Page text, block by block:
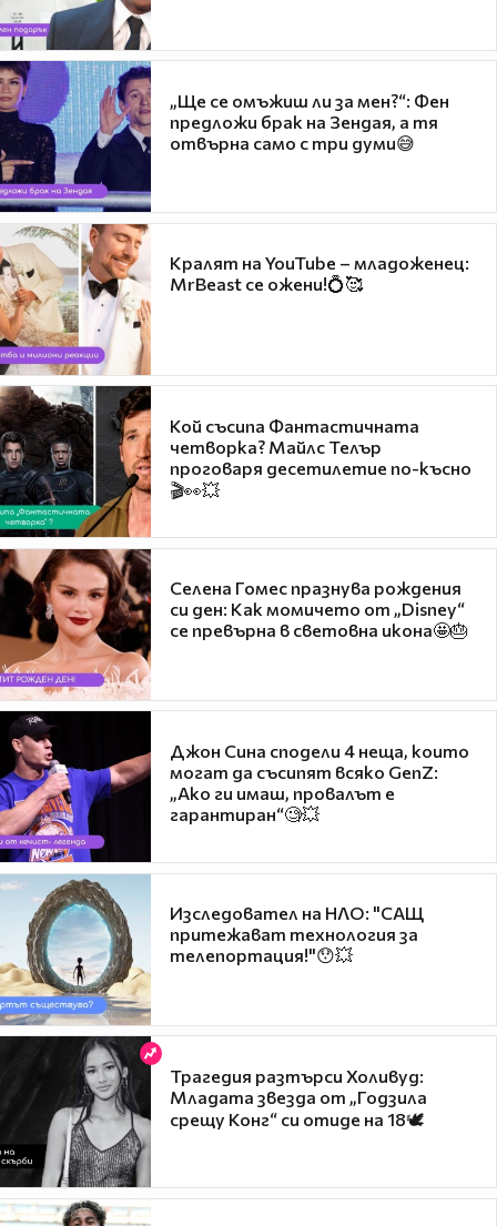
„Ще се омъжиш ли за мен?“: Фен
предложи брак на Зендая, а тя
отвърна само с три думи😅
Кралят на YouTube – младоженец:
MrBeast се ожени!💍🥰
Кой съсипа Фантастичната
четворка? Майлс Телър
проговаря десетилетие по-късно
🎬👀💥
Селена Гомес празнува рождения
си ден: Как момичето от „Disney“
се превърна в световна икона🤩🎂
Джон Сина сподели 4 неща, които
могат да съсипят всяко GenZ:
„Ако ги имаш, провалът е
гарантиран“🧐💥
Изследовател на НЛО: "САЩ
притежават технология за
телепортация!"😯💥
Трагедия разтърси Холивуд:
Младата звезда от „Годзила
срещу Конг“ си отиде на 18🕊️